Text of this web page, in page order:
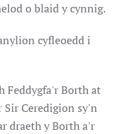
o blaid y cynnig.
cyfleoedd i
Borth at
Ceredigion sy'n
draeth y Borth a'r